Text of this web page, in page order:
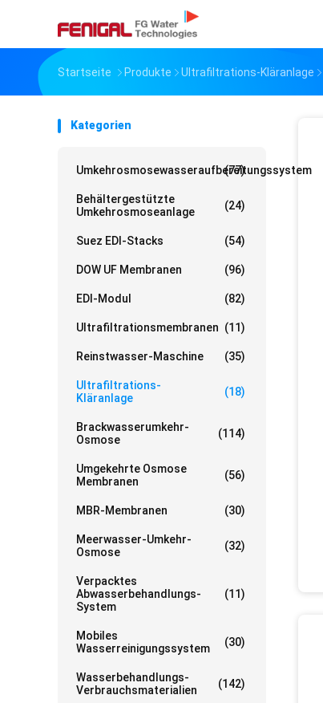
Startseite Produkte Ultrafiltrations-Kläranlage
Kategorien
Umkehrosmosewasseraufbereitungssystem
(77)
Behältergestützte
Umkehrosmoseanlage
(24)
Suez EDI-Stacks (54)
DOW UF Membranen (96)
EDI-Modul (82)
Ultrafiltrationsmembranen (11)
Reinstwasser-Maschine (35)
Ultrafiltrations-
Kläranlage
(18)
Brackwasserumkehr-
Osmose
(114)
Umgekehrte Osmose
Membranen
(56)
MBR-Membranen (30)
Meerwasser-Umkehr-
Osmose
(32)
Verpacktes
Abwasserbehandlungs-
System
(11)
Mobiles
Wasserreinigungssystem
(30)
Wasserbehandlungs-
Verbrauchsmaterialien
(142)